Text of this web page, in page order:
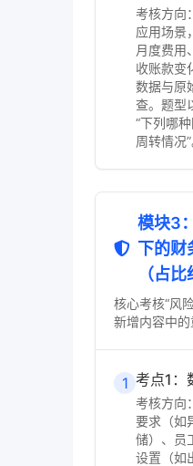
考核方向
应用场景
月度费用
收账款变
数据与原
查。题型
“下列哪
周转情况”
模块3
下的财
（占
核心考核“风
新增内容中的
1 考点1：
考核方向
要求（如
储）、员
设置（如